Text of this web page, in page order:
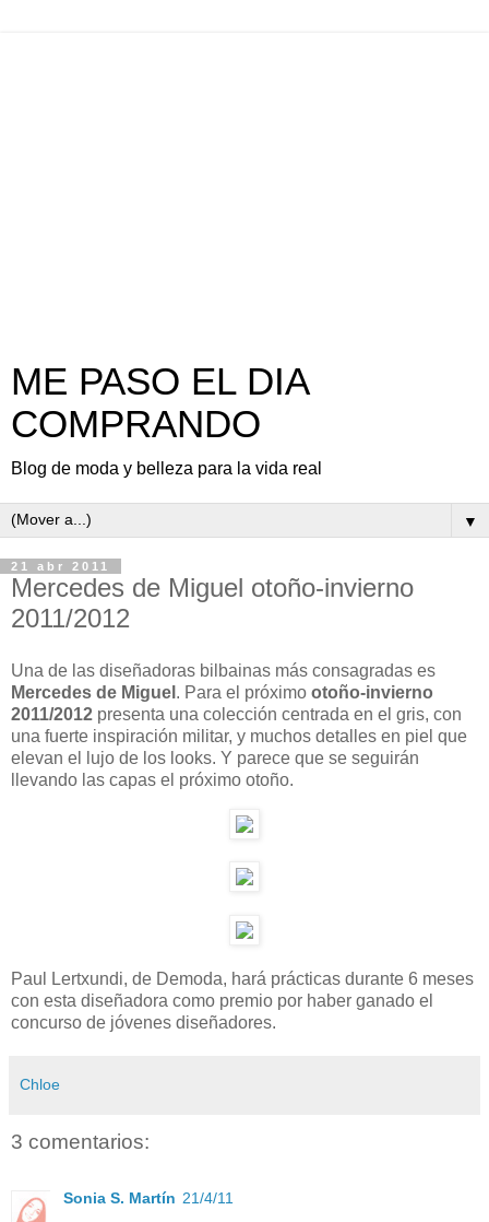
ME PASO EL DIA
COMPRANDO
Blog de moda y belleza para la vida real
▼
21 abr 2011
Mercedes de Miguel otoño-invierno
2011/2012
Una de las diseñadoras bilbainas más consagradas es
Mercedes de Miguel . Para el próximo otoño-invierno
2011/2012 presenta una colección centrada en el gris, con
una fuerte inspiración militar, y muchos detalles en piel que
elevan el lujo de los looks. Y parece que se seguirán
llevando las capas el próximo otoño.
Paul Lertxundi, de Demoda, hará prácticas durante 6 meses
con esta diseñadora como premio por haber ganado el
concurso de jóvenes diseñadores.
Chloe
3 comentarios:
Sonia S. Martín 21/4/11